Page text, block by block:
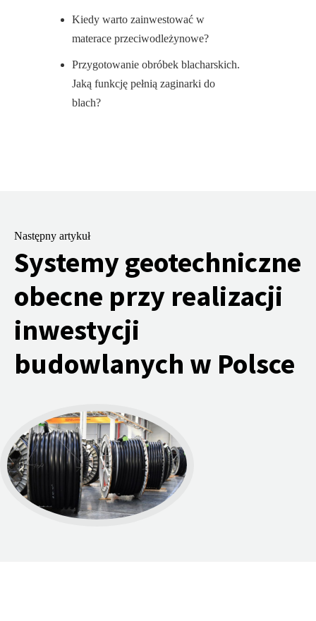
Kiedy warto zainwestować w
materace przeciwodleżynowe?
Przygotowanie obróbek blacharskich.
Jaką funkcję pełnią zaginarki do
blach?
Następny artykuł
Systemy geotechniczne
obecne przy realizacji
inwestycji
budowlanych w Polsce